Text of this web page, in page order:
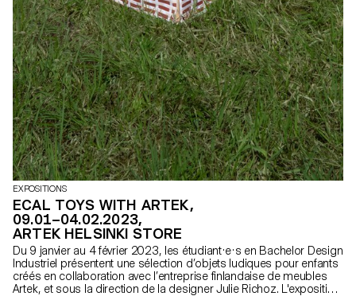
EXPOSITIONS
ECAL TOYS WITH ARTEK,
09.01–04.02.2023,
ARTEK HELSINKI STORE
Du 9 janvier au 4 février 2023, les étudiant·e·s en Bachelor Design
Industriel présentent une sélection d’objets ludiques pour enfants
créés en collaboration avec l’entreprise finlandaise de meubles
Artek, et sous la direction de la designer Julie Richoz. L'exposition